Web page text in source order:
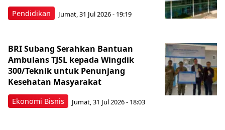
Pendidikan Jumat, 31 Jul 2026 - 19:19
Ekonomi Bisnis
BRI Subang Serahkan Bantuan
Ambulans TJSL kepada Wingdik
300/Teknik untuk Penunjang
Kesehatan Masyarakat
Jumat, 31 Jul 2026 - 18:03